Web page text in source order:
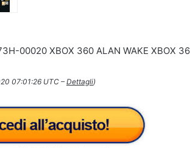
00020 XBOX 360 ALAN WAKE XBOX
07:01:26 UTC –Dettagli)